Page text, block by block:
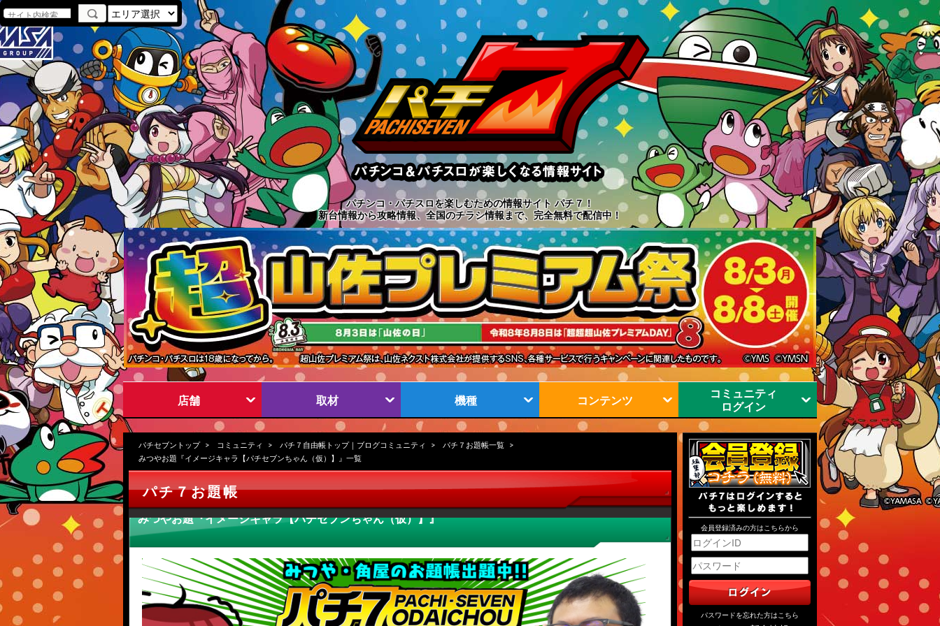
パチンコ・パチスロを楽しむための情報サイト パチ７！
新台情報から攻略情報、全国のチラシ情報まで、完全無料で配信中！
店舗 取材 機種 コンテンツ
コミュニティ
ログイン
パチセブントップ コミュニティ パチ７自由帳トップ｜ブログコミュニティ
パチ７お題帳一覧
みつやお題『イメージキャラ【パチセブンちゃん（仮）】』一覧
パチ７お題帳
みつやお題『イメージキャラ【パチセブンちゃん（仮）】』
会員登録済みの方はこちらから
パスワードを忘れた方はこちら